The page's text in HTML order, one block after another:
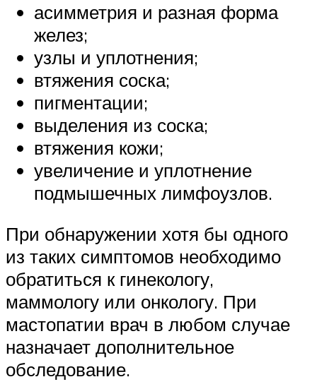
асимметрия и разная форма
желез;
узлы и уплотнения;
втяжения соска;
пигментации;
выделения из соска;
втяжения кожи;
увеличение и уплотнение
подмышечных лимфоузлов.
При обнаружении хотя бы одного
из таких симптомов необходимо
обратиться к гинекологу,
маммологу или онкологу. При
мастопатии врач в любом случае
назначает дополнительное
обследование.